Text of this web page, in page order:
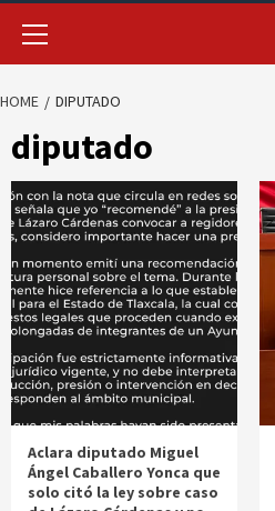
HOME DIPUTADO
diputado
Aclara diputado Miguel
Ángel Caballero Yonca que
solo citó la ley sobre caso